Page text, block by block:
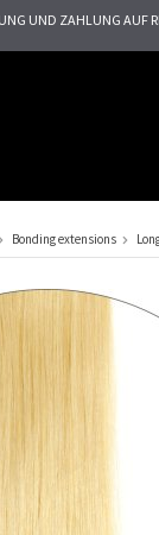
UND ZAHLUNG AUF
Bonding extensions